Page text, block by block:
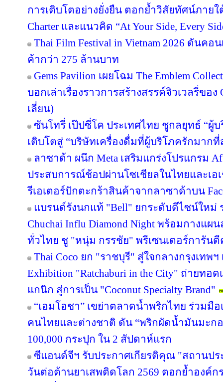
การเติบโตอย่างยั่งยืน ตอกย้ำวิสัยทัศน์ภายใต้
Charter และแนวคิด “At Your Side, Every
Thai Film Festival in Vietnam 2026 ดันค
ค้ากว่า 275 ล้านบาท
Gems Pavilion เผยโฉม The Emblem
บอกเล่าเรื่องราวการสร้างสรรค์จิวเวลรี่ของ
เลี่ยน)
ซันโทรี่ เป๊ปซี่โค ประเทศไทย ชูกลยุทธ์ “ผู้
เติบโตสู่ “บริษัทเครื่องดื่มที่ผู้บริโภครักมากที่
ลาซาด้า ผนึก Meta เสริมแกร่งโปรแกรม
ประสบการณ์ช้อปผ่านโซเชียลในไทยและเอ
รีเอเตอร์ปักตะกร้าสินค้าจากลาซาด้าบน
แบรนด์รังนกแท้ "Bell" ยกระดับดีไซน์ใหม่
Chuchai Influ Diamond Night พร้อมกางแ
ทั่วไทย ชู "หนุ่ม กรรชัย" พรีเซนเตอร์การัน
Thai Coco ยก "ราชบุรี" สู่ใจกลางกรุงเทพฯ
Exhibition "Ratchaburi in the City" ถ่ายทอ
แกนิก สู่การเป็น "Coconut Specialty Brand"
“เอมโอชา” เขย่าตลาดน้ำพริกไทย ร่วมมื
คนไทยและต่างชาติ ดัน “พริกผัดน้ำมันมะก
100,000 กระปุก ใน 2 สัปดาห์แรก
ซีแอนด์จีฯ รับประกาศเกียรติคุณ "สถานป
วันต่อต้านยาเสพติดโลก 2569 ตอกย้ำองค์